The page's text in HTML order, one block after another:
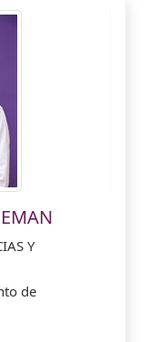
Y
de